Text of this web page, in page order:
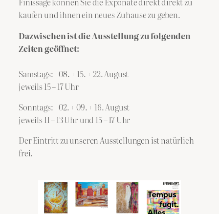
kaufen und ihnen ein neues Zuhause zu geben.
Dazwischen ist die Ausstellung zu folgenden
Zeiten geöffnet:
Samstags: 08. + 15. + 22. August
jeweils 15 – 17 Uhr
Sonntags: 02. + 09. + 16. August
jeweils 11 – 13 Uhr und 15 – 17 Uhr
Der Eintritt zu unseren Ausstellungen ist natürlich
frei.